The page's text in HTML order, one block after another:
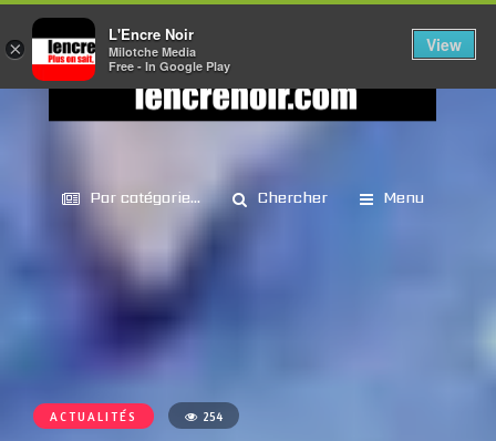
Par catégorie... Chercher Menu
ACTUALITÉS 254
×
L'Encre Noir
Milotche Media
Free - In Google Play
View